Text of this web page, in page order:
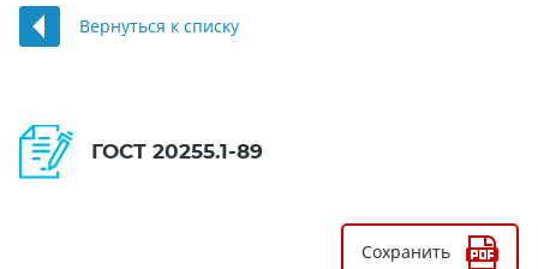
Вернуться к списку
ГОСТ 20255.1-89
Сохранить